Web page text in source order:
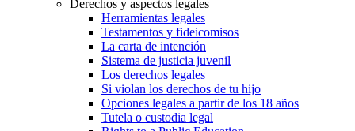
Derechos y aspectos legales
Herramientas legales
Testamentos y fideicomisos
La carta de intención
Sistema de justicia juvenil
Los derechos legales
Si violan los derechos de tu hijo
Opciones legales a partir de los 18 años
Tutela o custodia legal